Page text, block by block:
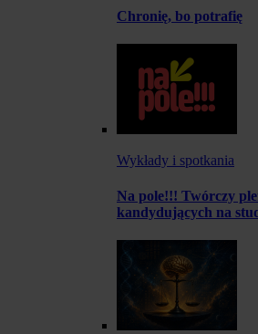
Chronię, bo potrafię
Wykłady i spotkania
Na pole!!! Twórczy
kandydujących na